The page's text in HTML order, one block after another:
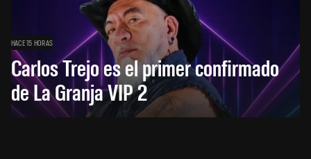
HACE 15 HORAS
Carlos Trejo es el primer confirmado
de La Granja VIP 2